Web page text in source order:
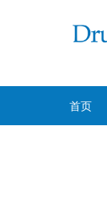
内
MENU
首页